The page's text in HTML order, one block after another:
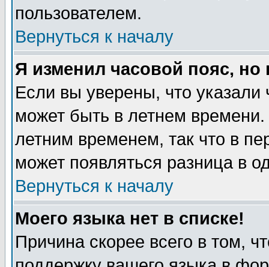
пользователем.
Вернуться к началу
Я изменил часовой пояс,
Если вы уверены, что указали
может быть в летнем
летним временем, так что в
может появляться разница в
Вернуться к началу
Моего языка нет в списке!
Причина скорее всего в том,